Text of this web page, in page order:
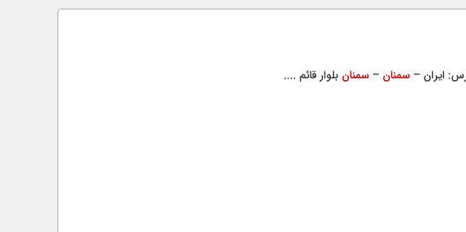
سمنان –سمنان بلوار قائم ....